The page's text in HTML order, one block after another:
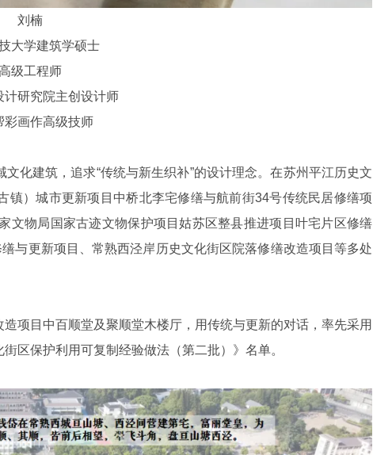
刘楠
大学建筑学硕士
级工程师
计研究院主创设计师
彩画作高级技师
化建筑，追求“传统与新生织补”的设计理念。在苏州平江历史文
）城市更新项目中桥北李宅修缮与航前街34号传统民居修缮项
文物局国家古迹文物保护项目姑苏区整县推进项目叶宅片区修缮
与更新项目、常熟西泾岸历史文化街区院落修缮改造项目等多处
项目中百顺堂及聚顺堂木楼厅，用传统与更新的对话，率先采用
区保护利用可复制经验做法（第二批）》名单。